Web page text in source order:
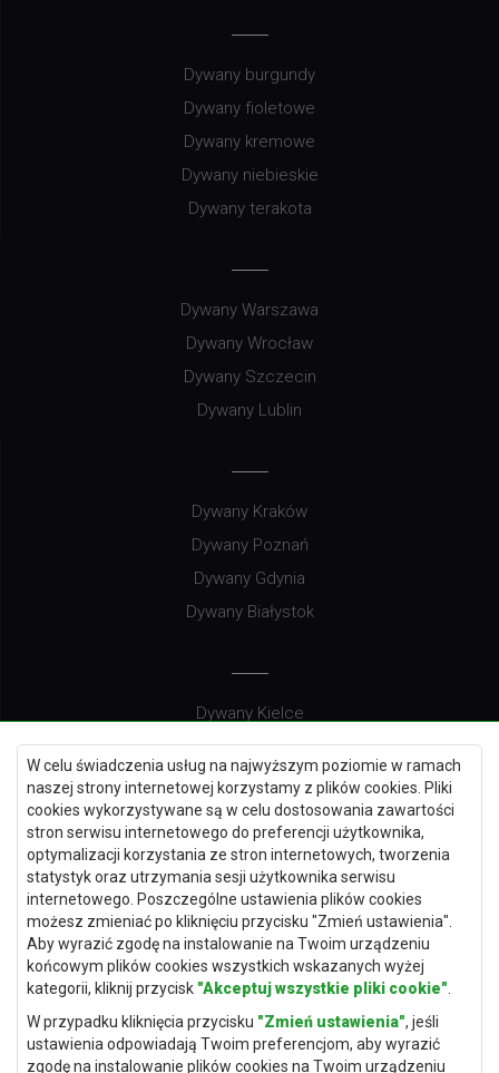
W celu świadczenia usług na najwyższym poziomie w ramach
naszej strony internetowej korzystamy z plików cookies. Pliki
cookies wykorzystywane są w celu dostosowania zawartości
stron serwisu internetowego do preferencji użytkownika,
optymalizacji korzystania ze stron internetowych, tworzenia
statystyk oraz utrzymania sesji użytkownika serwisu
internetowego. Poszczególne ustawienia plików cookies
możesz zmieniać po kliknięciu przycisku "Zmień ustawienia".
Aby wyrazić zgodę na instalowanie na Twoim urządzeniu
końcowym plików cookies wszystkich wskazanych wyżej
kategorii, kliknij przycisk "Akceptuj wszystkie pliki cookie"
W przypadku kliknięcia przycisku "Zmień ustawienia", jeśli
ustawienia odpowiadają Twoim preferencjom, aby wyrazić
zgodę na instalowanie plików cookies na Twoim urządzeniu
Dywany burgundy
Dywany fioletowe
Dywany kremowe
Dywany niebieskie
Dywany terakota
Dywany Warszawa
Dywany Wrocław
Dywany Szczecin
Dywany Lublin
Dywany Kraków
Dywany Poznań
Dywany Gdynia
Dywany Białystok
Dywany Kielce
Dywany Gdańsk
Dywany Toruń
Dywany Bydgoszcz
Dywany Łódź
Dywany Katowice
Dywany Rzeszów
Dywany Częstochowa